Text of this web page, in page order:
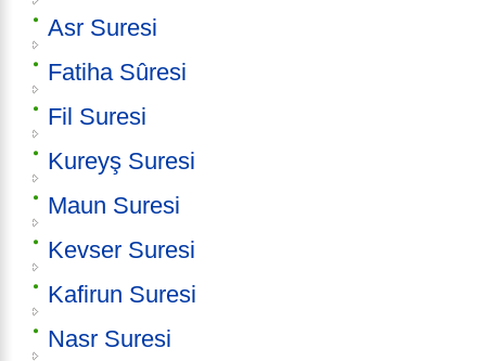
Asr Suresi
Fatiha Sûresi
Fil Suresi
Kureyş Suresi
Maun Suresi
Kevser Suresi
Kafirun Suresi
Nasr Suresi